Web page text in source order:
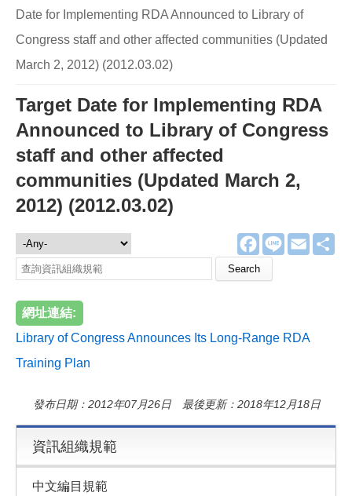
Date for Implementing RDA Announced to Library of
Congress staff and other affected communities (Updated
March 2, 2012) (2012.03.02)
Target Date for Implementing RDA
Announced to Library of Congress
staff and other affected
communities (Updated March 2,
2012) (2012.03.02)
F
a
e
L
E
m
資訊組織規範
Search this site
網址連結:
Library of Congress Announces Its Long-Range RDA
Training Plan
發布日期：2012年07月26日 最後更新：2018年12月18日
資訊組織規範
中文編目規範